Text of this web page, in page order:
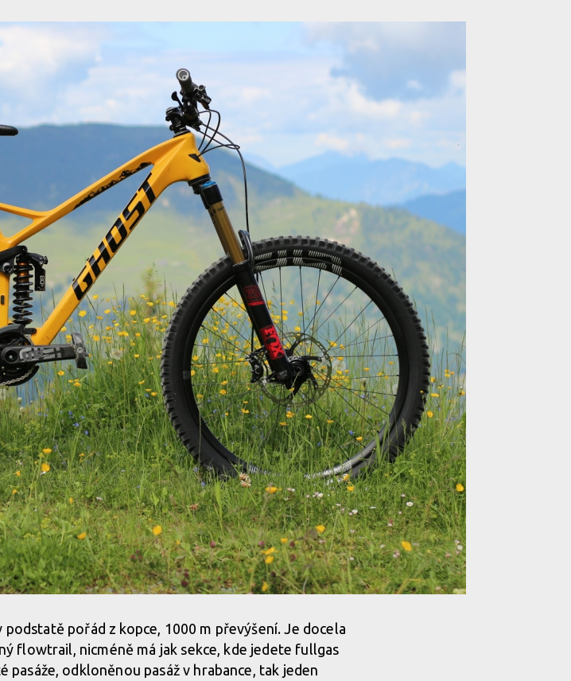
pořád z kopce, 1000 m převýšení. Je docela
flowtrail, nicméně má jak sekce, kde jedete fullgas
odkloněnou pasáž v hrabance, tak jeden